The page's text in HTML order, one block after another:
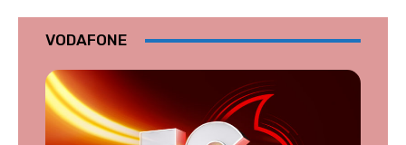
VODAFONE